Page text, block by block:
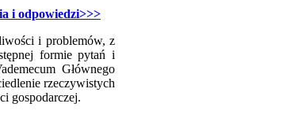
i odpowiedzi>>>
i problemów, z
formie pytań i
Głównego
rzeczywistych
gospodarczej.